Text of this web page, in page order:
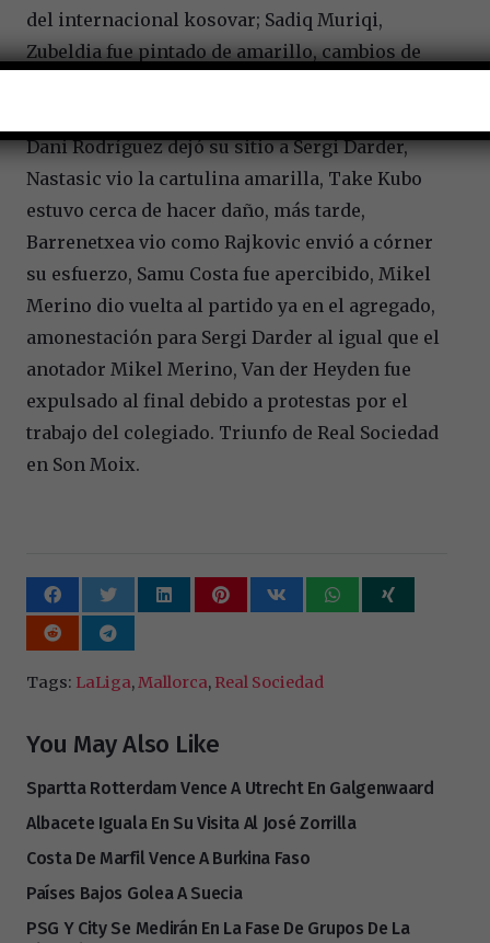
del internacional kosovar; Sadiq Muriqi,
Zubeldia fue pintado de amarillo, cambios de
Dani Rodríguez dejó su sitio a Sergi Darder,
Nastasic vio la cartulina amarilla, Take Kubo
estuvo cerca de hacer daño, más tarde,
Barrenetxea vio como Rajkovic envió a córner
su esfuerzo, Samu Costa fue apercibido, Mikel
Merino dio vuelta al partido ya en el agregado,
amonestación para Sergi Darder al igual que el
anotador Mikel Merino, Van der Heyden fue
expulsado al final debido a protestas por el
trabajo del colegiado. Triunfo de Real Sociedad
en Son Moix.
Tags: LaLiga,Mallorca, Real Sociedad
You May Also Like
Spartta Rotterdam Vence A Utrecht En Galgenwaard
Albacete Iguala En Su Visita Al José Zorrilla
Costa De Marfil Vence A Burkina Faso
Países Bajos Golea A Suecia
PSG Y City Se Medirán En La Fase De Grupos De La